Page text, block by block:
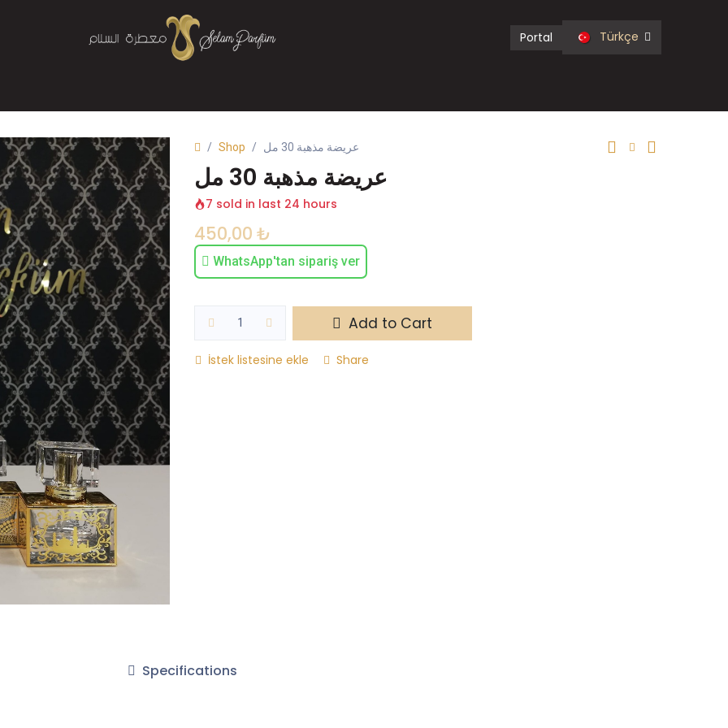
Portal Türkçe
Shop عريضة مذهبة 30 مل
عريضة مذهبة 30 مل
7 sold in last 24 hours
450,00 ₺
WhatsApp'tan sipariş ver
Add to Cart
İstek listesine ekle Share
Specifications